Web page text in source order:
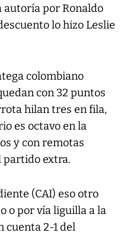
autoría por Ronaldo
lo hizo Leslie
colombiano
con 32 puntos
hilan tres en fila,
es octavo en la
y con remotas
partido extra.
(CAI) eso otro
o por vía liguilla a la
cuenta 2-1 del